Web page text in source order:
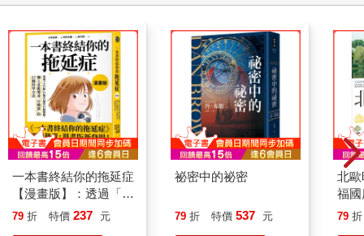
一本書終結你的拖延症
【漫畫版】：透過「小
行動」打開大腦的行動
79 折 特價 237 元
祕密中的祕密
79 折 特價 537 元
北
福
79 折